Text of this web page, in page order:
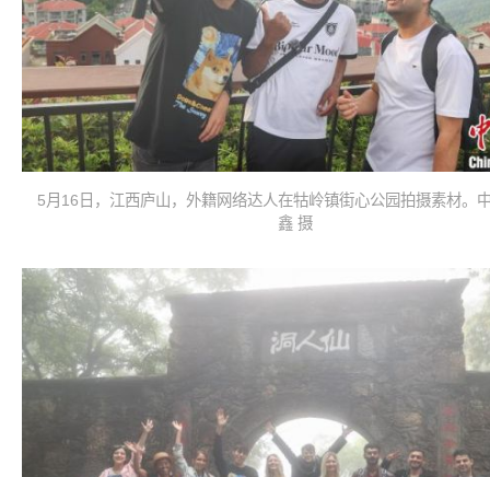
5月16日，江西庐山，外籍网络达人在牯岭镇街心公园拍摄素材。
鑫 摄